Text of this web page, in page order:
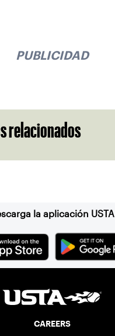
PUBLICIDAD
relacionados
la aplicación USTA
CAREERS